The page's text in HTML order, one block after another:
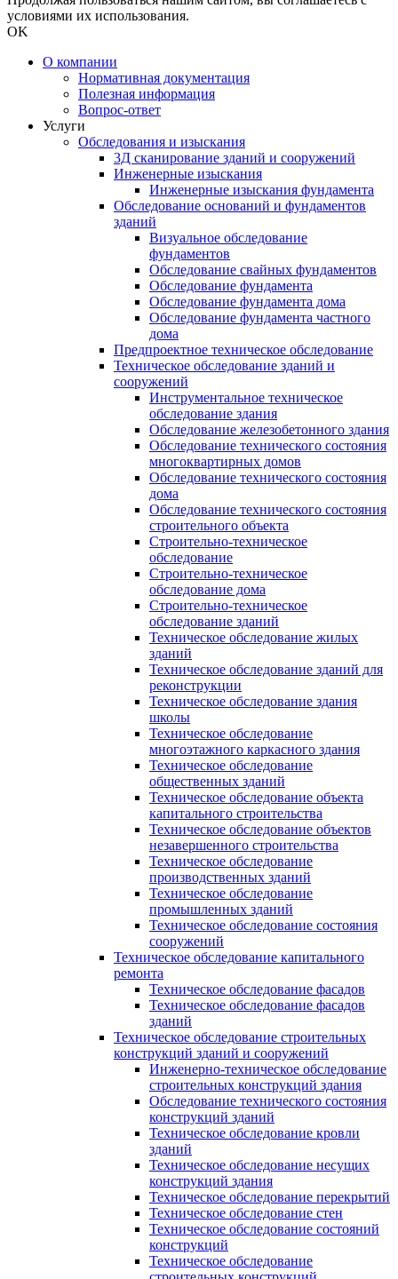
условиями их использования.
OK
О компании
Нормативная документация
Полезная информация
Вопрос-ответ
Услуги
Обследования и изыскания
3Д сканирование зданий и сооружений
Инженерные изыскания
Инженерные изыскания фундамента
Обследование оснований и фундаментов
зданий
Визуальное обследование
фундаментов
Обследование свайных фундаментов
Обследование фундамента
Обследование фундамента дома
Обследование фундамента частного
дома
Предпроектное техническое обследование
Техническое обследование зданий и
сооружений
Инструментальное техническое
обследование здания
Обследование железобетонного здания
Обследование технического состояния
многоквартирных домов
Обследование технического состояния
дома
Обследование технического состояния
строительного объекта
Строительно-техническое
обследование
Строительно-техническое
обследование дома
Строительно-техническое
обследование зданий
Техническое обследование жилых
зданий
Техническое обследование зданий для
реконструкции
Техническое обследование здания
школы
Техническое обследование
многоэтажного каркасного здания
Техническое обследование
общественных зданий
Техническое обследование объекта
капитального строительства
Техническое обследование объектов
незавершенного строительства
Техническое обследование
производственных зданий
Техническое обследование
промышленных зданий
Техническое обследование состояния
сооружений
Техническое обследование капитального
ремонта
Техническое обследование фасадов
Техническое обследование фасадов
зданий
Техническое обследование строительных
конструкций зданий и сооружений
Инженерно-техническое обследование
строительных конструкций здания
Обследование технического состояния
конструкций зданий
Техническое обследование кровли
зданий
Техническое обследование несущих
конструкций здания
Техническое обследование перекрытий
Техническое обследование стен
Техническое обследование состояний
конструкций
Техническое обследование